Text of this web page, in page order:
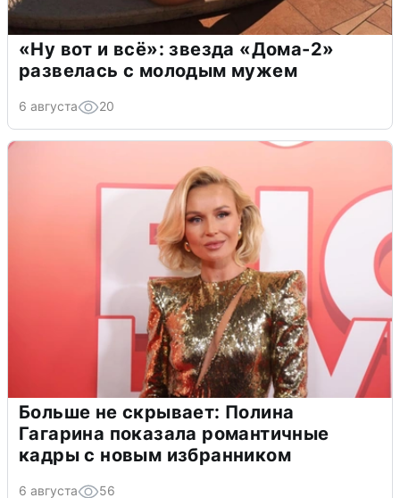
«Ну вот и всё»: звезда «Дома-2»
развелась с молодым мужем
6 августа 20
Больше не скрывает: Полина
Гагарина показала романтичные
кадры с новым избранником
6 августа 56